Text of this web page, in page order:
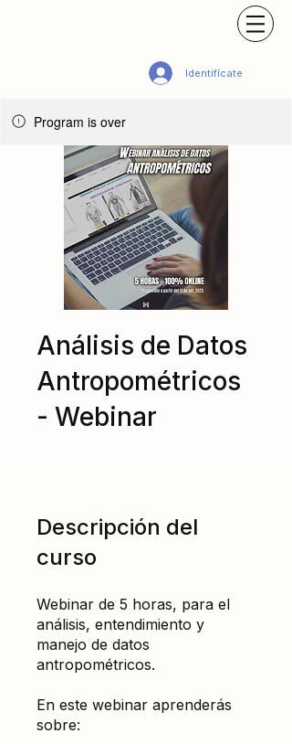
Identifícate
Program is over
Análisis de Datos
Antropométricos
- Webinar
Descripción del
curso
Webinar de 5 horas, para el
análisis, entendimiento y
manejo de datos
antropométricos.
En este webinar aprenderás
sobre: